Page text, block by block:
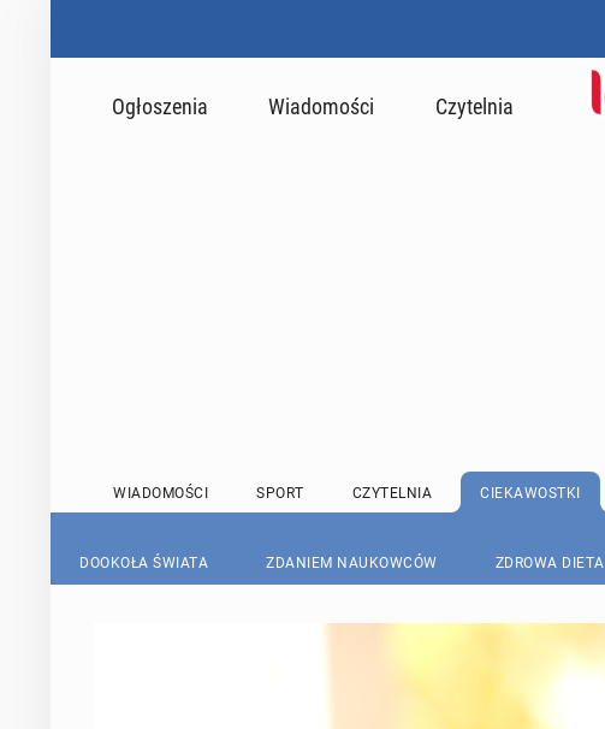
Ogłoszenia Wiadomości Czytelnia
WIADOMOŚCI SPORT CZYTELNIA CIEKAWOSTKI
DOOKOŁA ŚWIATA ZDANIEM NAUKOWCÓW ZDROWA DIETA